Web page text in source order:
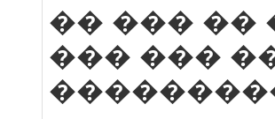
�� ��� ��
��� ���